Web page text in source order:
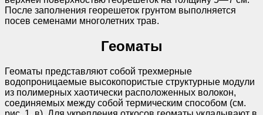
После заполнения георешеток грунтом выполняется
посев семенами многолетних трав.
Геоматы
Геоматы представляют собой трехмерные
водопроницаемые высокопористые структурные модули
из полимерных хаотически расположенных волокон,
соединяемых между собой термическим способом (см.